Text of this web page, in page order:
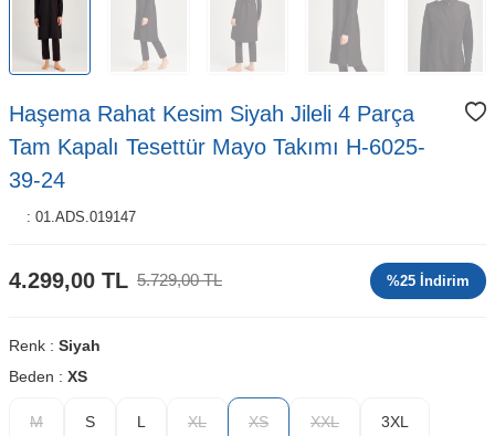
Haşema Rahat Kesim Siyah Jileli 4 Parça
Tam Kapalı Tesettür Mayo Takımı H-6025-
39-24
: 01.ADS.019147
4.299,00 TL 5.729,00TL %25 İndirim
Renk : Siyah
Beden : XS
M S L XL XS XXL 3XL